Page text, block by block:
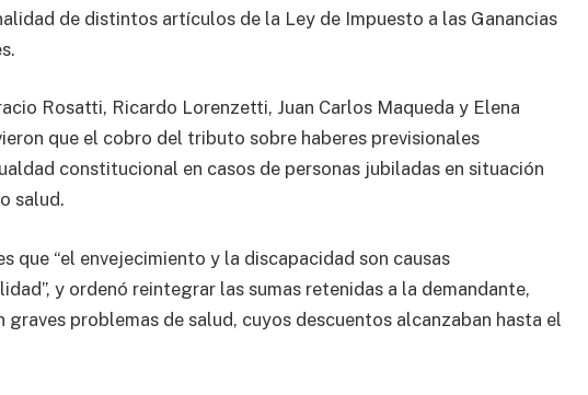
de distintos artículos de la Ley de Impuesto a las Ganancias
Rosatti, Ricardo Lorenzetti, Juan Carlos Maqueda y Elena
que el cobro del tributo sobre haberes previsionales
constitucional en casos de personas jubiladas en situación
salud.
que “el envejecimiento y la discapacidad son causas
y ordenó reintegrar las sumas retenidas a la demandante,
graves problemas de salud, cuyos descuentos alcanzaban hasta el